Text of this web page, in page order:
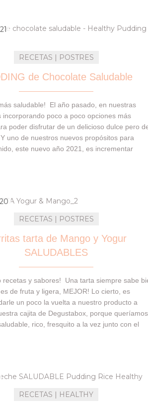
RECETAS | POSTRES
de Chocolate Saludable
saludable! El año pasado, en nuestras
incorporando poco a poco opciones más
poder disfrutar de un delicioso dulce pero
uno de nuestros nuevos propósitos para
este nuevo año 2021, es incrementar
RECETAS | POSTRES
tarta de Mango y Yogur
SALUDABLES
recetas y sabores! Una tarta siempre sabe
de fruta y ligera, MEJOR! Lo cierto, es
un poco la vuelta a nuestro producto a
cajita de Degustabox, porque queríamos
rico, fresquito a la vez junto con el
RECETAS | HEALTHY